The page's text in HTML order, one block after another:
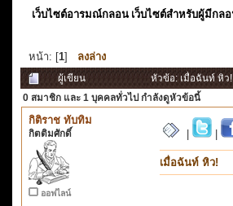
เว็บไซต์อารมณ์กลอน เว็บไซต์สำหรับผู้มีกล
หน้า: [1] ลงล่าง
ผู้เขียน
หัวข้อ: เมื่อฉันท์ หิว
0 สมาชิก และ 1 บุคคลทั่วไป กำลังดูหัวข้อนี้
กิติราช ทับทิม
กิตติมศักดิ์
ออฟไลน์
เมื่อฉันท์ หิว!